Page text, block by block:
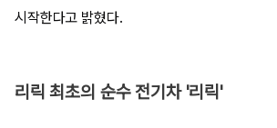
시작한다고 밝혔다.
리릭 최초의 순수 전기차 '리릭'